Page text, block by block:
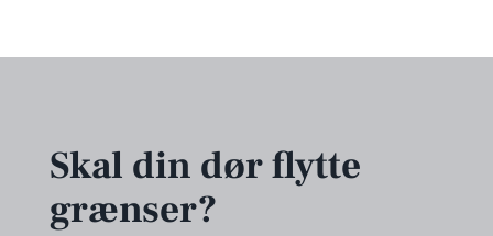
Skal din dør flytte
grænser?